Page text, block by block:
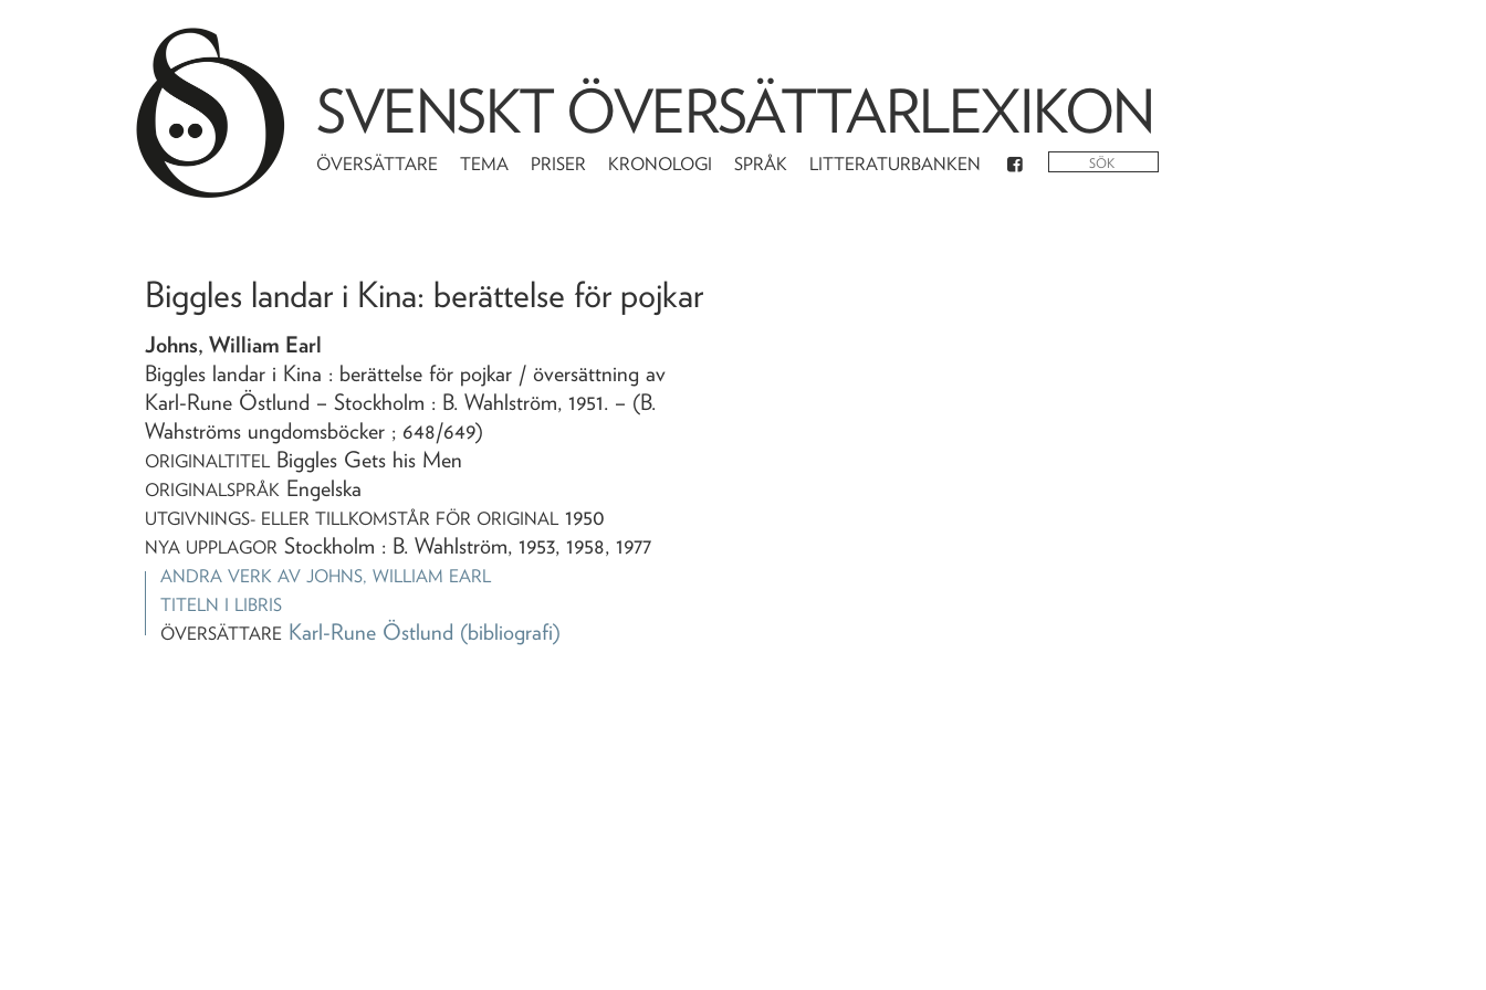
SVENSKT ÖVERSÄTTARLEXIKON
ÖVERSÄTTARE TEMA PRISER KRONOLOGI SPRÅK LITTERATURBANKEN
Biggles landar i Kina: berättelse för pojkar
Johns, William Earl
Biggles landar i Kina : berättelse för pojkar / översättning av
Karl-Rune Östlund – Stockholm : B. Wahlström,1951. – (B.
Wahströms ungdomsböcker ; 648/649)
ORIGINALTITEL Biggles Gets his Men
ORIGINALSPRÅK Engelska
UTGIVNINGS- ELLER TILLKOMSTÅR FÖR ORIGINAL 1950
NYA UPPLAGOR Stockholm : B. Wahlström, 1953, 1958, 1977
ANDRA VERK AVJOHNS, WILLIAM EARL
TITELN I LIBRIS
ÖVERSÄTTARE Karl-Rune Östlund (bibliografi)